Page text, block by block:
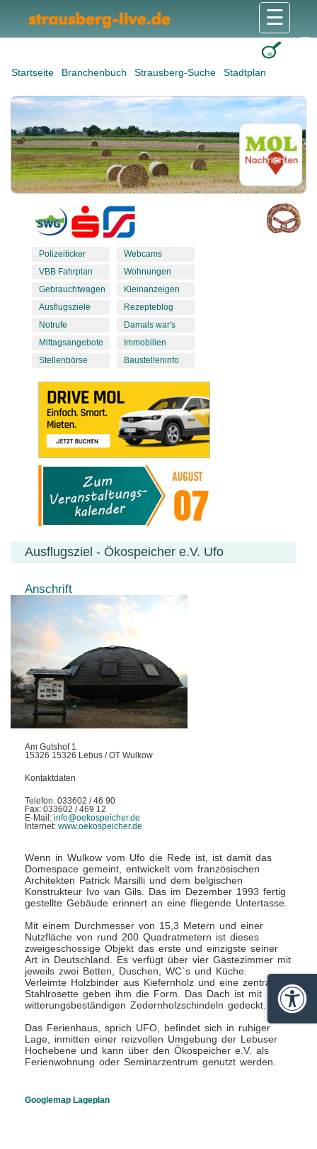
Startseite Branchenbuch Strausberg-Suche Stadtplan
☰
Polizeiticker
VBB Fahrplan
Gebrauchtwagen
Ausflugsziele
Notrufe
Mittagsangebote
Stellenbörse
Webcams
Wohnungen
Kleinanzeigen
Rezepteblog
Damals war's
Immobilien
Baustelleninfo
Ausflugsziel - Ökospeicher e.V. Ufo
Anschrift
Am Gutshof 1
15326 15326 Lebus / OT Wulkow
Kontaktdaten
Telefon: 033602 / 46 90
Fax: 033602 / 469 12
E-Mail: info@oekospeicher.de
Internet: www.oekospeicher.de
Wenn in Wulkow vom Ufo die Rede ist, ist damit das
Domespace gemeint, entwickelt vom französischen
Architekten Patrick Marsilli und dem belgischen
Konstrukteur Ivo van Gils. Das im Dezember 1993 fertig
gestellte Gebäude erinnert an eine fliegende Untertasse.
Mit einem Durchmesser von 15,3 Metern und einer
Nutzfläche von rund 200 Quadratmetern ist dieses
zweigeschossige Objekt das erste und einzigste seiner
Art in Deutschland. Es verfügt über vier Gästezimmer mit
jeweils zwei Betten, Duschen, WC`s und Küche.
Verleimte Holzbinder aus Kiefernholz und eine zentrale
Stahlrosette geben ihm die Form. Das Dach ist mit
witterungsbeständigen Zedernholzschindeln gedeckt.
Das Ferienhaus, sprich UFO, befindet sich in ruhiger
Lage, inmitten einer reizvollen Umgebung der Lebuser
Hochebene und kann über den Ökospeicher e.V. als
Ferienwohnung oder Seminarzentrum genutzt werden.
Googlemap Lageplan